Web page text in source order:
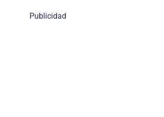
Publicidad